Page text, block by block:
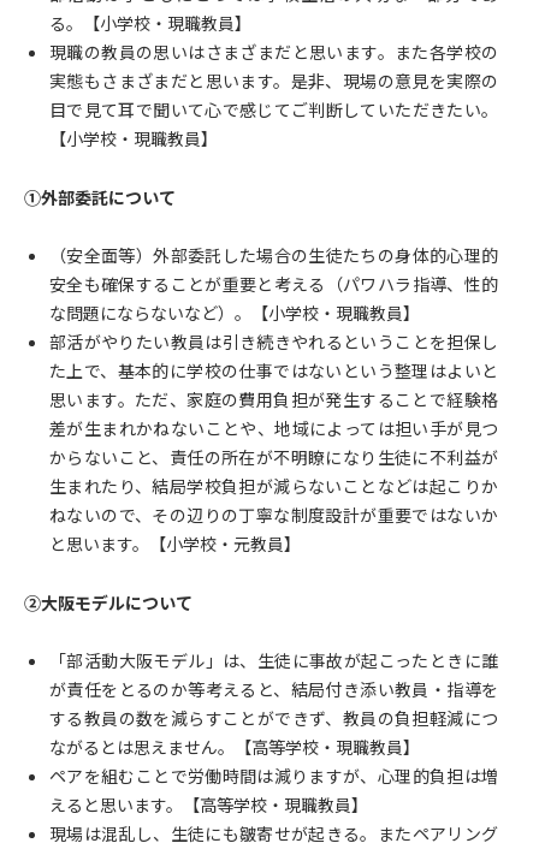
る。【小学校・現職教員】
現職の教員の思いはさまざまだと思います。また各学校の
実態もさまざまだと思います。是非、現場の意見を実際の
目で見て耳で聞いて心で感じてご判断していただきたい。
【小学校・現職教員】
①外部委託について
（安全面等）外部委託した場合の生徒たちの身体的心理的
安全も確保することが重要と考える（パワハラ指導、性的
な問題にならないなど）。【小学校・現職教員】
部活がやりたい教員は引き続きやれるということを担保し
た上で、基本的に学校の仕事ではないという整理はよいと
思います。ただ、家庭の費用負担が発生することで経験格
差が生まれかねないことや、地域によっては担い手が見つ
からないこと、責任の所在が不明瞭になり生徒に不利益が
生まれたり、結局学校負担が減らないことなどは起こりか
ねないので、その辺りの丁寧な制度設計が重要ではないか
と思います。【小学校・元教員】
②大阪モデルについて
「部活動大阪モデル」は、生徒に事故が起こったときに誰
が責任をとるのか等考えると、結局付き添い教員・指導を
する教員の数を減らすことができず、教員の負担軽減につ
ながるとは思えません。【高等学校・現職教員】
ペアを組むことで労働時間は減りますが、心理的負担は増
えると思います。【高等学校・現職教員】
現場は混乱し、生徒にも皺寄せが起きる。またペアリング